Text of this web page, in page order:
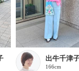
出牛千津
166cm